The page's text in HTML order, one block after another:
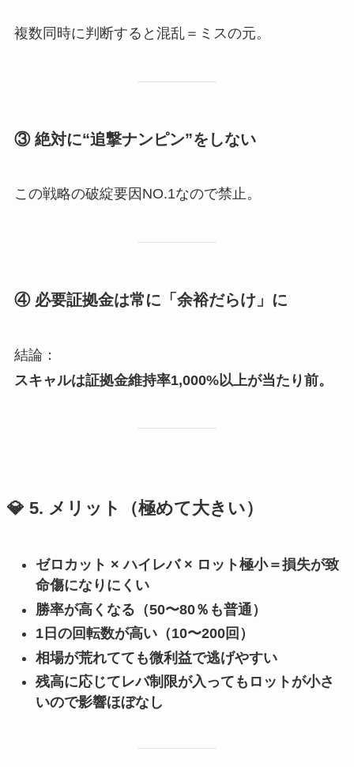
複数同時に判断すると混乱＝ミスの元。
③ 絶対に“追撃ナンピン”をしない
この戦略の破綻要因NO.1なので禁止。
④ 必要証拠金は常に「余裕だらけ」に
結論：
スキャルは証拠金維持率1,000%以上が当たり前。
💎 5. メリット（極めて大きい）
ゼロカット × ハイレバ × ロット極小＝損失が致
命傷になりにくい
勝率が高くなる（50〜80％も普通）
1日の回転数が高い（10〜200回）
相場が荒れてても微利益で逃げやすい
残高に応じてレバ制限が入ってもロットが小さ
いので影響ほぼなし